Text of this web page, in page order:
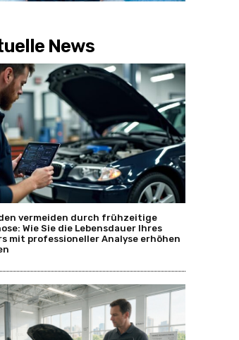
News
vermeiden durch frühzeitige
Wie Sie die Lebensdauer Ihres
mit professioneller Analyse erhöhen